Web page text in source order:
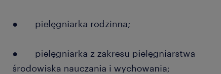
● pielęgniarka rodzinna;
● pielęgniarka z zakresu pielęgniarstwa
środowiska nauczania i wychowania;